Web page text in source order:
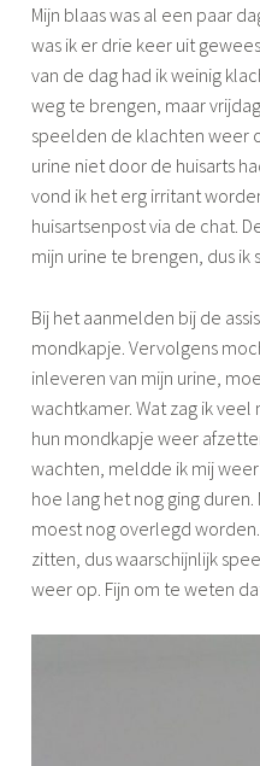
m
o
n
e
Mijn blaas was al een paar
was ik er drie keer uit
van de dag had ik weinig
weg te brengen, maar
speelden de klachten weer
urine niet door de huisarts
vond ik het erg irritant
huisartsenpost via de chat.
mijn urine te brengen, dus ik
Bij het aanmelden bij de
mondkapje. Vervolgens
inleveren van mijn urine,
wachtkamer. Wat zag ik
hun mondkapje weer
wachten, meldde ik mij
hoe lang het nog ging
moest nog overlegd
zitten, dus waarschijnlijk
weer op. Fijn om te weten